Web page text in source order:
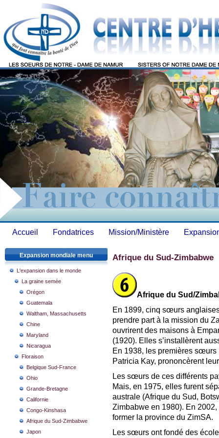
Accueil Fondatrices Mission/Ministère
Expansion mondiale menu
L'expansion dans le monde
La graine semée
Orégon
Guatemala
Waltham, Massachusetts
Chine
Maryland
Nicaragua
Floraison
Belgique Sud-France
Ohio
Grande-Bretagne
Californie
Congo-Kinshasa
Afrique du Sud-Zimbabwe
Japon
Afrique du Sud-Zimbabwe
Afrique du Sud/
En 1899, cinq sœurs
prendre part à la mission du
ouvrirent des maisons à
(1920). Elles s’installèrent
En 1938, les premières
Patricia Kay, prononcèrent
Les sœurs de ces différents
Mais, en 1975, elles furent
australe (Afrique du Sud,
Zimbabwe en 1980). En
former la province du ZimSA.
Les sœurs ont fondé des